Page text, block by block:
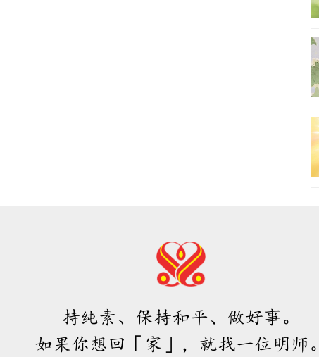
持纯素、保持和平、做好事。
如果你想回「家」，就找一位明师。